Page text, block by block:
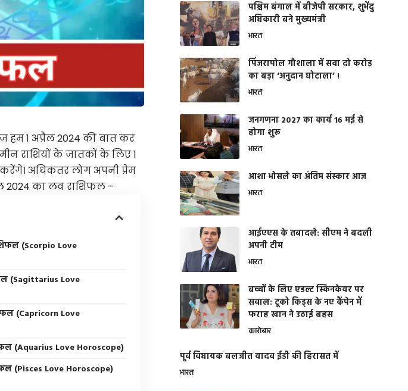
1 अप्रैल 2024 की बात कर
राशियों के जातकों के लिए 1
अधिकतर लोग अपनी प्रेम
2024 का लव राशिफल –
(Scorpio Love
(Sagittarius Love
(Capricorn Love
(Aquarius Love Horoscope)
(Pisces Love Horoscope)
पश्चिम बंगाल में बीजेपी सरकार, शुभेंदु
अधिकारी बने मुख्यमंत्री
भारत
​पिंजरापोल गौशाला में सवा दो करोड़
का बड़ा ‘अनुदान घोटाला’ !
भारत
जनगणना 2027 का कार्य 16 मई से
होगा शुरू
भारत
आशा भोसले का अंतिम संस्कार आज
भारत
आईएएस के तबादले: सीएम ने बदली
अपनी टीम
भारत
बच्चों के लिए एडल्ट स्किनकेयर पर
सवाल: टूको किड्स के नए कैंपेन में
फराह खान ने उठाई बहस
कारोबार
पूर्व विधायक बलजीत यादव ईडी की हिरासत में
भारत